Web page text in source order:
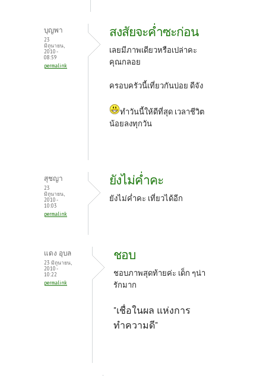
บุญพา
23
มิถุนายน,
2010 -
08:59
permalink
สงสัยจะค่ำซะก่อน
เลยมีภาพเดียวหรือเปล่าคะ
คุณกลอย
ครอบครัวนี้เที่ยวกันบ่อย ดีจัง
ทำวันนี้ให้ดีที่สุด เวลาชีวิต
น้อยลงทุกวัน
สุชญา
23
มิถุนายน,
2010 -
10:03
permalink
ยังไม่ค่ำคะ
ยังไม่ค่ำคะ เที่ยวได้อีก
แดง อุบล
23 มิถุนายน,
2010 -
10:22
permalink
ชอบ
ชอบภาพสุดท้ายค่ะ เด็ก ๆน่า
รักมาก
"เชื่อในผล แห่งการ
ทำความดี"